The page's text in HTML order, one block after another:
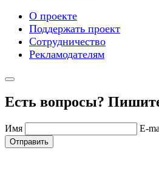
О проекте
Поддержать проект
Сотрудничество
Рекламодателям
Есть вопросы?
Имя E-